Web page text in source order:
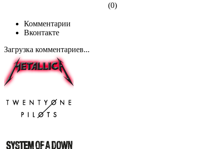
(0)
Комментарии
Вконтакте
Загрузка комментариев...